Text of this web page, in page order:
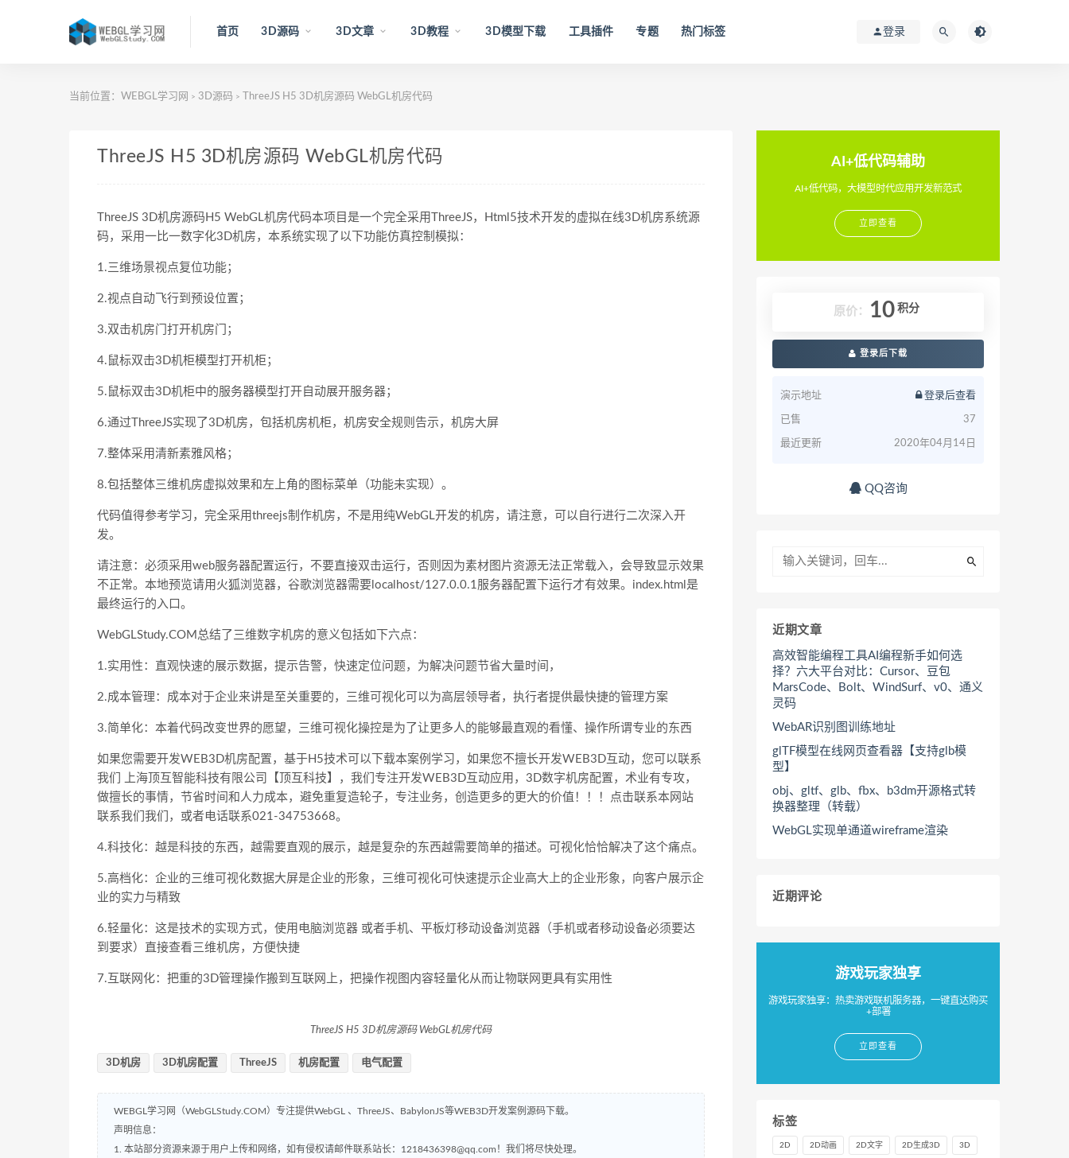
首页 3D源码 3D文章 3D教程 3D模型下载 工具插件 专题 热门标签 登录
当前位置： WEBGL学习网 > 3D源码 > ThreeJS H5 3D机房源码 WebGL机房代码
ThreeJS H5 3D机房源码 WebGL机房代码
ThreeJS 3D机房源码H5 WebGL机房代码本项目是一个完全采用ThreeJS，Html5技术开发的虚拟在线3D机房系统源
码，采用一比一数字化3D机房，本系统实现了以下功能仿真控制模拟：
1.三维场景视点复位功能；
2.视点自动飞行到预设位置；
3.双击机房门打开机房门；
4.鼠标双击3D机柜模型打开机柜；
5.鼠标双击3D机柜中的服务器模型打开自动展开服务器；
6.通过ThreeJS实现了3D机房，包括机房机柜，机房安全规则告示，机房大屏
7.整体采用清新素雅风格；
8.包括整体三维机房虚拟效果和左上角的图标菜单（功能未实现）。
代码值得参考学习，完全采用threejs制作机房，不是用纯WebGL开发的机房，请注意，可以自行进行二次深入开
发。
请注意：必须采用web服务器配置运行，不要直接双击运行，否则因为素材图片资源无法正常载入，会导致显示效果
不正常。本地预览请用火狐浏览器，谷歌浏览器需要localhost/127.0.0.1服务器配置下运行才有效果。index.html是
最终运行的入口。
WebGLStudy.COM总结了三维数字机房的意义包括如下六点：
1.实用性：直观快速的展示数据，提示告警，快速定位问题，为解决问题节省大量时间，
2.成本管理：成本对于企业来讲是至关重要的，三维可视化可以为高层领导者，执行者提供最快捷的管理方案
3.简单化：本着代码改变世界的愿望，三维可视化操控是为了让更多人的能够最直观的看懂、操作所谓专业的东西
如果您需要开发WEB3D机房配置，基于H5技术可以下载本案例学习，如果您不擅长开发WEB3D互动，您可以联系
我们 上海顶互智能科技有限公司【顶互科技】，我们专注开发WEB3D互动应用，3D数字机房配置，术业有专攻，
做擅长的事情，节省时间和人力成本，避免重复造轮子，专注业务，创造更多的更大的价值！！！点击联系本网站
联系我们我们，或者电话联系021-34753668。
4.科技化：越是科技的东西，越需要直观的展示，越是复杂的东西越需要简单的描述。可视化恰恰解决了这个痛点。
5.高档化：企业的三维可视化数据大屏是企业的形象，三维可视化可快速提示企业高大上的企业形象，向客户展示企
业的实力与精致
6.轻量化：这是技术的实现方式，使用电脑浏览器 或者手机、平板灯移动设备浏览器（手机或者移动设备必须要达
到要求）直接查看三维机房，方便快捷
7.互联网化：把重的3D管理操作搬到互联网上，把操作视图内容轻量化从而让物联网更具有实用性
ThreeJS H5 3D机房源码 WebGL机房代码
3D机房 3D机房配置 ThreeJS 机房配置 电气配置
WEBGL学习网（WebGLStudy.COM）专注提供WebGL 、ThreeJS、BabylonJS等WEB3D开发案例源码下载。
声明信息：
1. 本站部分资源来源于用户上传和网络，如有侵权请邮件联系站长：1218436398@qq.com！我们将尽快处理。
AI+低代码辅助
AI+低代码，大模型时代应用开发新范式
立即查看
原价： 10 积分
登录后下载
演示地址 登录后查看
已售 37
最近更新 2020年04月14日
QQ咨询
近期文章
高效智能编程工具AI编程新手如何选
择？六大平台对比：Cursor、豆包
MarsCode、Bolt、WindSurf、v0、通义
灵码
WebAR识别图训练地址
glTF模型在线网页查看器【支持glb模
型】
obj、gltf、glb、fbx、b3dm开源格式转
换器整理（转载）
WebGL实现单通道wireframe渲染
近期评论
游戏玩家独享
游戏玩家独享：热卖游戏联机服务器，一键直达购买
+部署
立即查看
标签
2D 2D动画 2D文字 2D生成3D 3D